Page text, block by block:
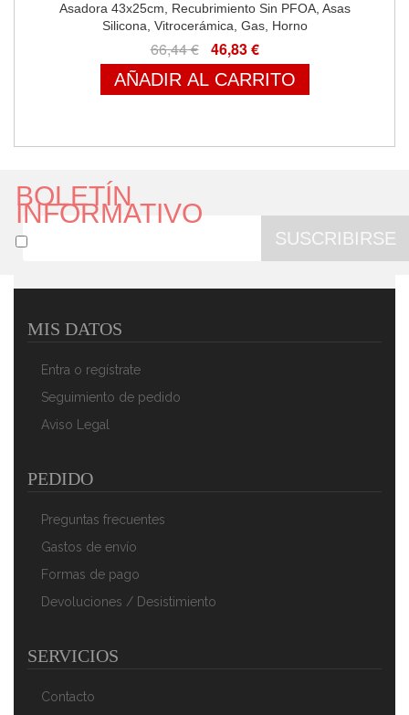
Asadora 43x25cm, Recubrimiento Sin PFOA, Asas
Silicona, Vitrocerámica, Gas, Horno
66,44 € 46,83 €
AÑADIR AL CARRITO
Vitrocerámica, Fuego, Gas, Horno, Levante Negro
Jaspeado
Horno, Vitrocerámica, Gas, Curada Para Crear
BOLETÍN
INFORMATIVO
SUSCRIBIRSE
MIS DATOS
Entra o regístrate
Seguimiento de pedido
Aviso Legal
PEDIDO
Preguntas frecuentes
Gastos de envío
Formas de pago
Devoluciones / Desistimiento
SERVICIOS
Contacto